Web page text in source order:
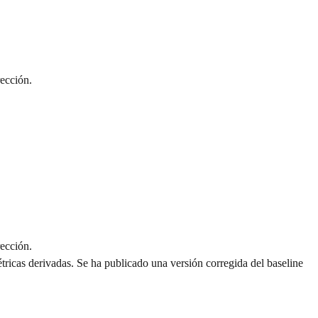
derivadas. Se ha publicado una versión corregida del baseline